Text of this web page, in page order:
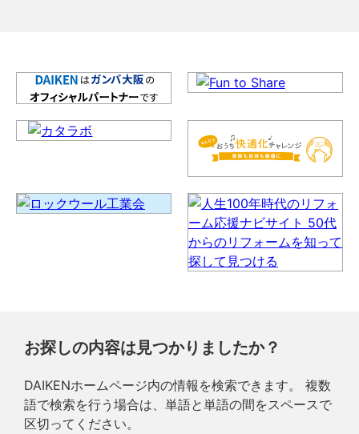
お探しの内容は見つかりましたか？
DAIKENホームページ内の情報を検索できます。 複数
語で検索を行う場合は、単語と単語の間をスペースで
区切ってください。